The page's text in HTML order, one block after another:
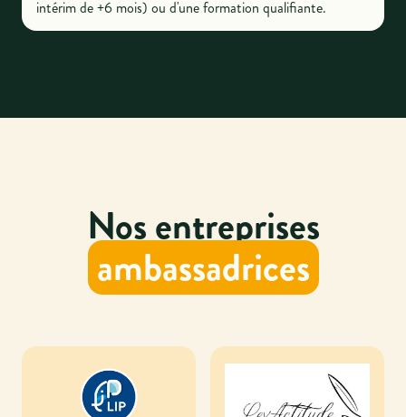
intérim de +6 mois) ou d'une formation qualifiante.
Nos entreprises
ambassadrices